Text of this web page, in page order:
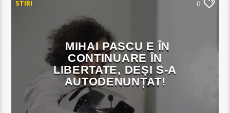
STIRI 0
MIHAI PASCU E ÎN
CONTINUARE ÎN
LIBERTATE, DEȘI S-A
AUTODENUNȚAT!